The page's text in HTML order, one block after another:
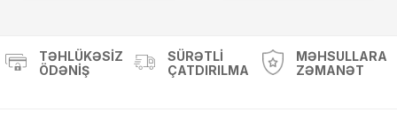
TƏHLÜKƏSIZ
ÖDƏNIŞ
SÜRƏTLI
ÇATDIRILMA
MƏHSULLARA
ZƏMANƏT